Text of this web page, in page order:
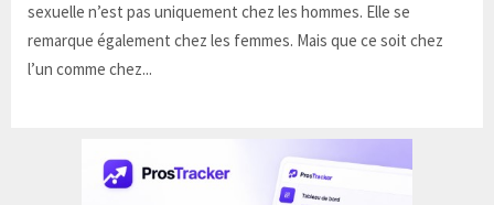
sexuelle n’est pas uniquement chez les hommes. Elle se
remarque également chez les femmes. Mais que ce soit chez
l’un comme chez...